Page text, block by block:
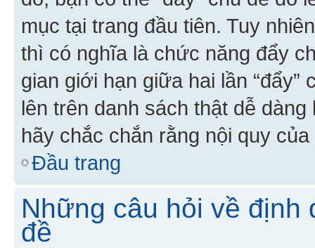
mục tại trang đầu tiên. Tuy
thì có nghĩa là chức năng đẩy
gian giới hạn giữa hai lần “đẩy”
lên trên danh sách thật dễ
hãy chắc chắn rằng nội quy
Đầu trang
Những câu hỏi về định
đề